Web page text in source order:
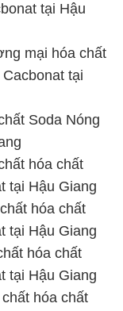
tại Hậu
mại hóa chất
tại
Soda Nóng
hóa chất
tại Hậu Giang
hóa chất
tại Hậu Giang
hóa chất
tại Hậu Giang
hóa chất